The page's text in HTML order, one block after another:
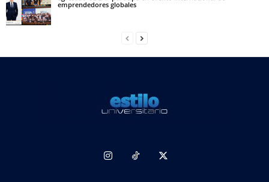
emprendedores globales